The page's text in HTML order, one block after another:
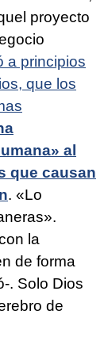
proyecto
a principios
que los
al
que causan
. «Lo
la
de forma
. Solo Dios
de